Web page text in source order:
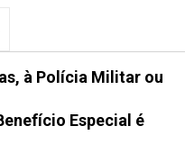
à Polícia Militar ou
Especial é